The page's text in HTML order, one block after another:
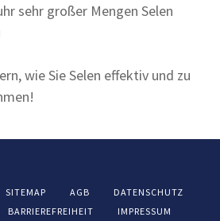
sehr großer Mengen Selen
wie Sie Selen effektiv und zu
SITEMAP AGB
DATENSCHUTZ
BARRIEREFREIHEIT IMPRESSUM